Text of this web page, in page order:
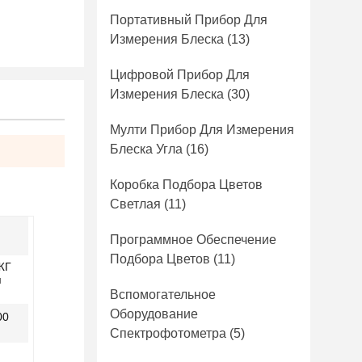
Портативный Прибор Для
Измерения Блеска (13)
Цифровой Прибор Для
Измерения Блеска (30)
Мулти Прибор Для Измерения
Блеска Угла (16)
Коробка Подбора Цветов
Светлая (11)
Программное Обеспечение
Подбора Цветов (11)
Вспомогательное
Оборудование
Спектрофотометра (5)